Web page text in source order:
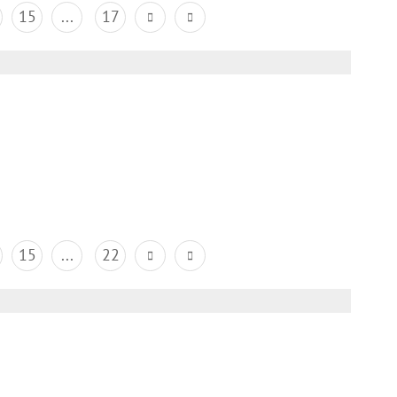
15 ... 17
15 ... 22